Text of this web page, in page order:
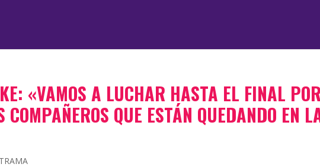
«VAMOS A LUCHAR HASTA EL FINAL POR
QUE ESTÁN QUEDANDO EN